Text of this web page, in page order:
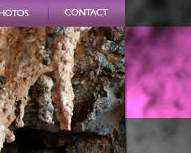
Photos Contact